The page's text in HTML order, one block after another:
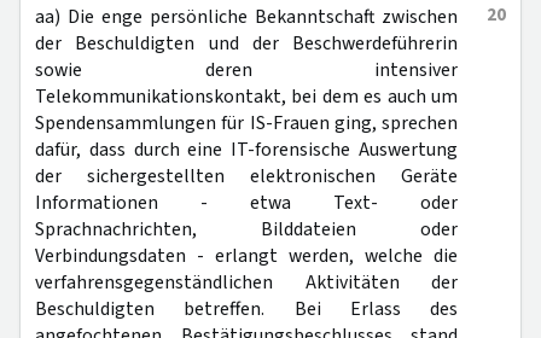
20
aa) Die enge persönliche Bekanntschaft zwischen
der Beschuldigten und der Beschwerdeführerin
sowie deren intensiver
Telekommunikationskontakt, bei dem es auch um
Spendensammlungen für IS-Frauen ging, sprechen
dafür, dass durch eine IT-forensische Auswertung
der sichergestellten elektronischen Geräte
Informationen - etwa Text- oder
Sprachnachrichten, Bilddateien oder
Verbindungsdaten - erlangt werden, welche die
verfahrensgegenständlichen Aktivitäten der
Beschuldigten betreffen. Bei Erlass des